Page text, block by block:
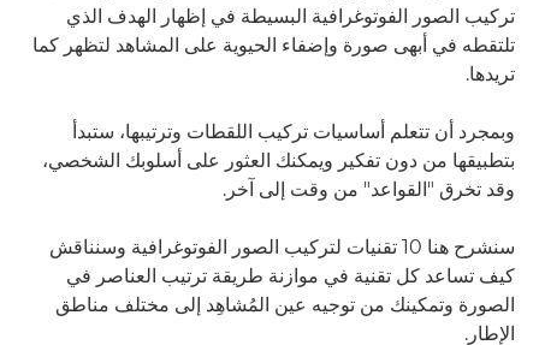
تركيب الصور الفوتوغرافية البسيطة في إظهار الهدف الذي
تلتقطه في أبهى صورة وإضفاء الحيوية على المشاهد لتظهر كما
تريدها.
وبمجرد أن تتعلم أساسيات تركيب اللقطات وترتيبها، ستبدأ
بتطبيقها من دون تفكير ويمكنك العثور على أسلوبك الشخصي،
وقد تخرق "القواعد" من وقت إلى آخر.
سنشرح هنا 10 تقنيات لتركيب الصور الفوتوغرافية وسنناقش
كيف تساعد كل تقنية في موازنة طريقة ترتيب العناصر في
الصورة وتمكينك من توجيه عين المُشاهِد إلى مختلف مناطق
الإطار.